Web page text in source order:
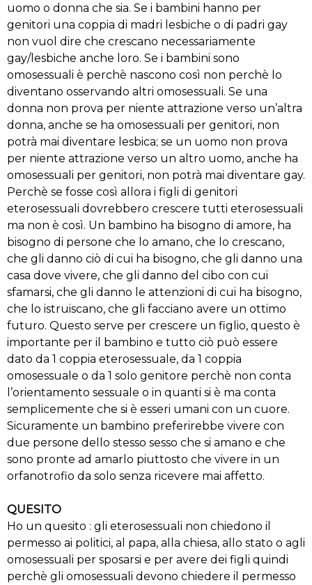
uomo o donna che sia. Se i bambini hanno per
genitori una coppia di madri lesbiche o di padri gay
non vuol dire che crescano necessariamente
gay/lesbiche anche loro. Se i bambini sono
omosessuali è perchè nascono così non perchè lo
diventano osservando altri omosessuali. Se una
donna non prova per niente attrazione verso un’altra
donna, anche se ha omosessuali per genitori, non
potrà mai diventare lesbica; se un uomo non prova
per niente attrazione verso un altro uomo, anche ha
omosessuali per genitori, non potrà mai diventare gay.
Perchè se fosse così allora i figli di genitori
eterosessuali dovrebbero crescere tutti eterosessuali
ma non è così. Un bambino ha bisogno di amore, ha
bisogno di persone che lo amano, che lo crescano,
che gli danno ciò di cui ha bisogno, che gli danno una
casa dove vivere, che gli danno del cibo con cui
sfamarsi, che gli danno le attenzioni di cui ha bisogno,
che lo istruiscano, che gli facciano avere un ottimo
futuro. Questo serve per crescere un figlio, questo è
importante per il bambino e tutto ciò può essere
dato da 1 coppia eterosessuale, da 1 coppia
omosessuale o da 1 solo genitore perchè non conta
l’orientamento sessuale o in quanti si è ma conta
semplicemente che si è esseri umani con un cuore.
Sicuramente un bambino preferirebbe vivere con
due persone dello stesso sesso che si amano e che
sono pronte ad amarlo piuttosto che vivere in un
orfanotrofio da solo senza ricevere mai affetto.
QUESITO
Ho un quesito : gli eterosessuali non chiedono il
permesso ai politici, al papa, alla chiesa, allo stato o agli
omosessuali per sposarsi e per avere dei figli quindi
perchè gli omosessuali devono chiedere il permesso